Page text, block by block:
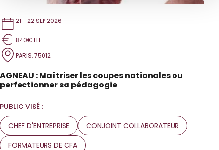
21 - 22 SEP 2026
840€ HT
PARIS, 75012
AGNEAU : Maîtriser les coupes nationales ou
perfectionner sa pédagogie
PUBLIC VISÉ :
CHEF D'ENTREPRISE
CONJOINT COLLABORATEUR
FORMATEURS DE CFA